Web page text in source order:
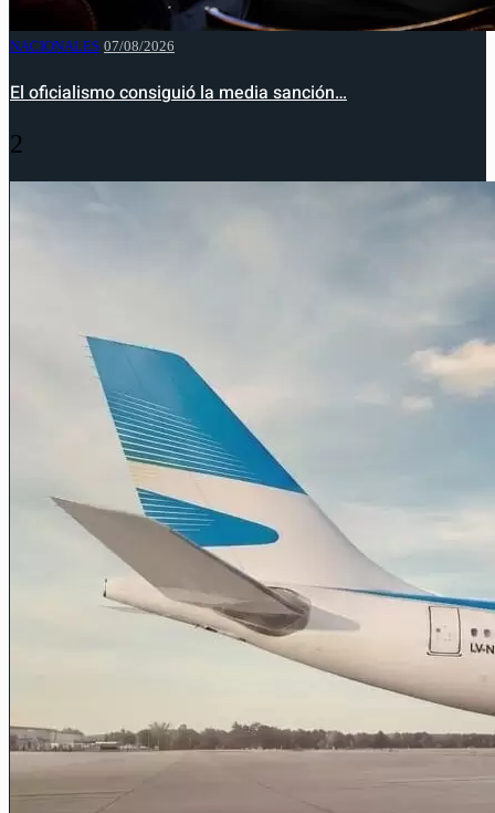
NACIONALES 07/08/2026
El oficialismo consiguió la media sanción…
2